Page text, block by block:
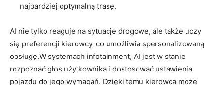
najbardziej​ optymalną trasę.
AI nie‌ tylko⁢ reaguje na sytuacje drogowe, ale ⁤także uczy
się preferencji kierowcy,​ co umożliwia spersonalizowaną
obsługę.W⁢ systemach ‍infotainment, AI jest w stanie
rozpoznać ​głos użytkownika i⁣ dostosować ustawienia
pojazdu do jego​ wymagań. Dzięki temu kierowca może